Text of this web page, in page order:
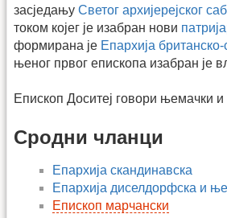
засједању Светог архијерејског
током којег је изабран нови
формирана је Епархија
њеног првог епископа изабран је
Епископ Доситеј говори њемачки и
Сродни чланци
Епархија скандинавска
Епархија диселдорфска и
Епископ марчански